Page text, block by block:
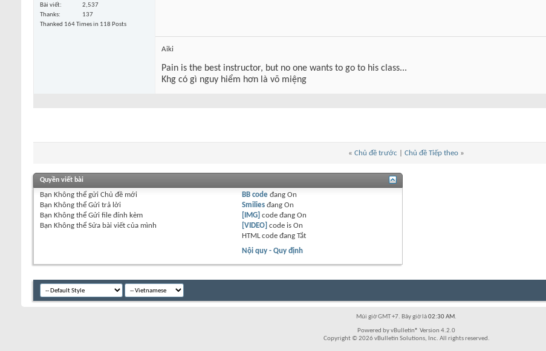
Bài viết
2,537
Thanks
137
Thanked 164 Times in 118 Posts
Aiki
Pain is the best instructor, but no one wants to go to his class...
Khg có gì nguy hiểm hơn là võ miệng
« Chủ đề trước Chủ đề Tiếp theo »
Quyền viết bài
Bạn Không thể gửi Chủ đề mới
Bạn Không thể Gửi trả lời
Bạn Không thể Gửi file đính kèm
Bạn Không thể Sửa bài viết của mình
BB code đangOn
Smilies đangOn
[IMG] code đangOn
[VIDEO] code isOn
HTML code đangTắt
Nội quy - Quy định
Múi giờ GMT +7. Bây giờ là02:30 AM.
Powered by vBulletin® Version 4.2.0
Copyright © 2026 vBulletin Solutions, Inc. All rights reserved.